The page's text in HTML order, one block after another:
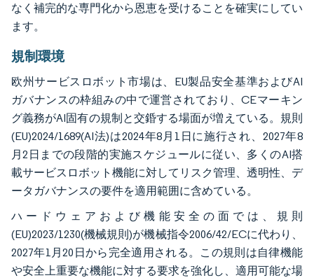
なく補完的な専門化から恩恵を受けることを確実にしてい
ます。
規制環境
欧州サービスロボット市場は、EU製品安全基準およびAI
ガバナンスの枠組みの中で運営されており、CEマーキン
グ義務がAI固有の規制と交錉する場面が増えている。規則
(EU)2024/1689(AI法)は2024年8月1日に施行され、2027年8
月2日までの段階的実施スケジュールに従い、多くのAI搭
載サービスロボット機能に対してリスク管理、透明性、デ
ータガバナンスの要件を適用範囲に含めている。
ハードウェアおよび機能安全の面では、規則
(EU)2023/1230(機械規則)が機械指令2006/42/ECに代わり、
2027年1月20日から完全適用される。この規則は自律機能
や安全上重要な機能に対する要求を強化し、適用可能な場